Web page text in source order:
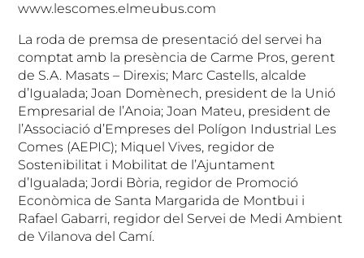
www.lescomes.elmeubus.com
La roda de premsa de presentació del servei ha
comptat amb la presència de Carme Pros, gerent
de S.A. Masats – Direxis; Marc Castells, alcalde
d’Igualada; Joan Domènech, president de la Unió
Empresarial de l’Anoia; Joan Mateu, president de
l’Associació d’Empreses del Polígon Industrial Les
Comes (AEPIC); Miquel Vives, regidor de
Sostenibilitat i Mobilitat de l’Ajuntament
d’Igualada; Jordi Bòria, regidor de Promoció
Econòmica de Santa Margarida de Montbui i
Rafael Gabarri, regidor del Servei de Medi Ambient
de Vilanova del Camí.